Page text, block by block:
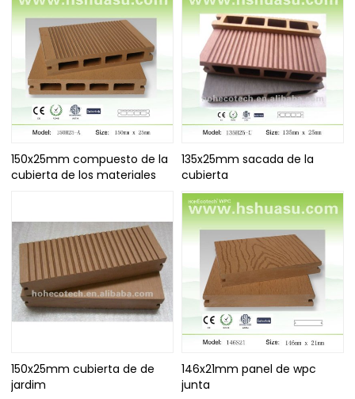
150x25mm compuesto de la
cubierta de los materiales
135x25mm sacada de la
cubierta
150x25mm cubierta de de
jardim
146x21mm panel de wpc
junta